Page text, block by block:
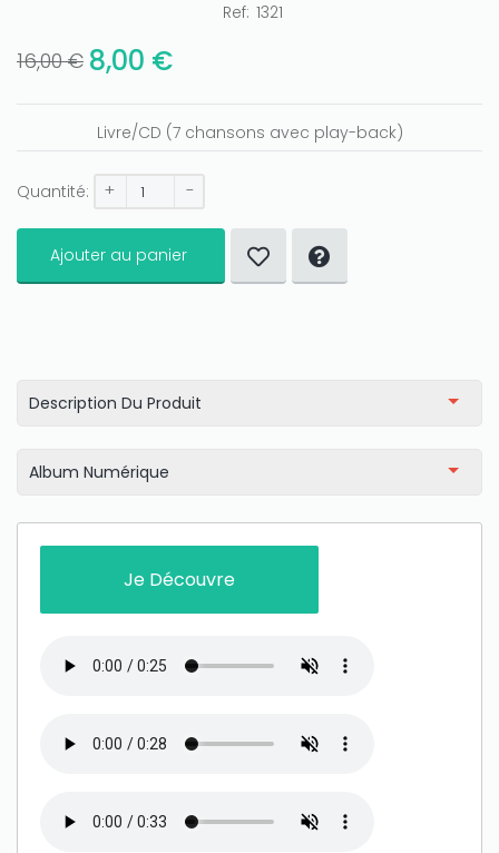
Ref: 1321
16,00 € 8,00 €
Livre/CD (7 chansons avec play-back)
Quantité: + -
Ajouter au panier
Description Du Produit
Album Numérique
Je Découvre